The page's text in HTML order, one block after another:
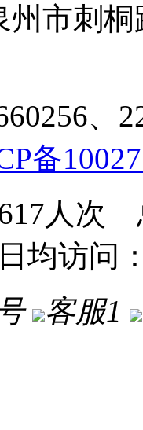
市刺
、
备
人次
均访问
客服1